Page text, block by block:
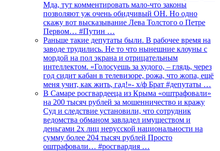
Мда, тут комментировать мало-что законы
позволяют уж очень обидчивый ОН. Но одно
скажу вот высказывание Лева Толстого о Петре
Первом… #Путин …
Раньше такие депутаты были. В рабочее время на
заводе трудились. Не то что нынешние клоуны с
мордой на пол экрана и отрицательным
интеллектом. «Голосуешь за худого, – глядь, через
год сидит кабан в телевизоре, рожа, что жопа, ещё
меня учит, как жить, гад!»- х/ф Брат #депутаты …
В Самаре росгвардееца из Крыма «оштрафовали»
на 200 тысяч рублей за мошенничество и кражу
Суд и следствие установили, что сотрудник
ведомства обманом завладел имуществом и
деньгами 2х лиц нерусской национальности на
сумму более 204 тысяч рублей Просто
оштрафовали… #росгвардия …